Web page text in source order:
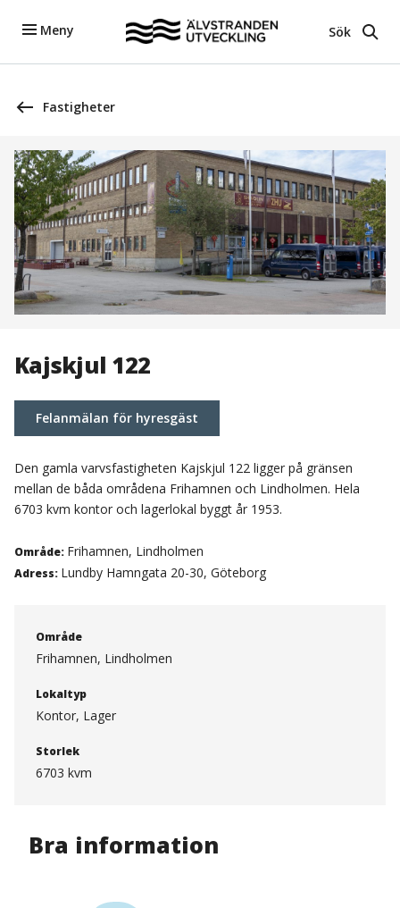
Meny Sök
Fastigheter
Kajskjul 122
Felanmälan för hyresgäst
Den gamla varvsfastigheten Kajskjul 122 ligger på gränsen
mellan de båda områdena Frihamnen och Lindholmen. Hela
6703 kvm kontor och lagerlokal byggt år 1953.
Område: Frihamnen, Lindholmen
Adress: Lundby Hamngata 20-30, Göteborg
Område
Frihamnen, Lindholmen
Lokaltyp
Kontor, Lager
Storlek
6703 kvm
Bra information